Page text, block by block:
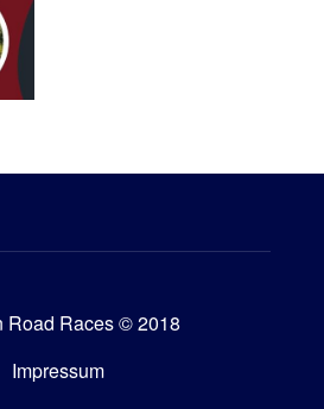
Road Races © 2018
Impressum